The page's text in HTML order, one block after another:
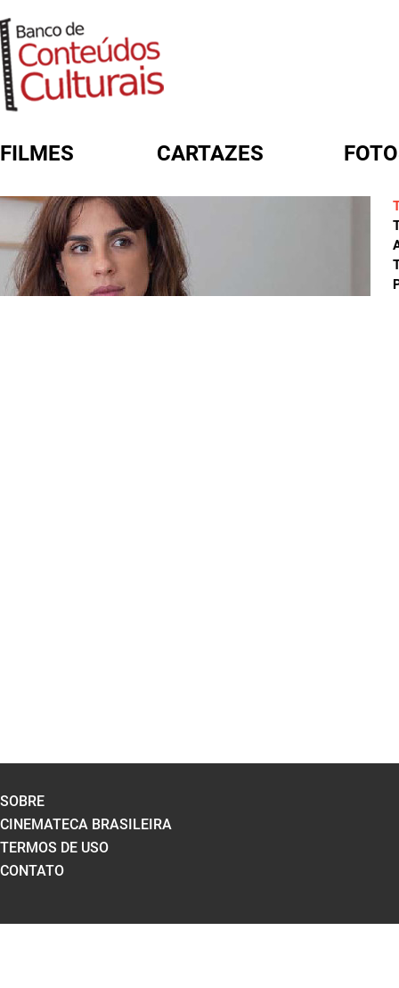
FILMES CARTAZES
FORMULÁRIO DE BUSCA
SOBRE
CINEMATECA BRASILEIRA
TERMOS DE USO
CONTATO